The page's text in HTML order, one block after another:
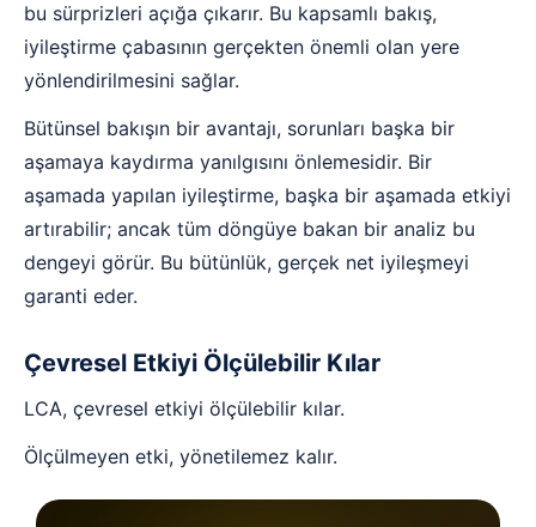
bu sürprizleri açığa çıkarır. Bu kapsamlı bakış,
iyileştirme çabasının gerçekten önemli olan yere
yönlendirilmesini sağlar.
Bütünsel bakışın bir avantajı, sorunları başka bir
aşamaya kaydırma yanılgısını önlemesidir. Bir
aşamada yapılan iyileştirme, başka bir aşamada etkiyi
artırabilir; ancak tüm döngüye bakan bir analiz bu
dengeyi görür. Bu bütünlük, gerçek net iyileşmeyi
garanti eder.
Çevresel Etkiyi Ölçülebilir Kılar
LCA, çevresel etkiyi ölçülebilir kılar.
Ölçülmeyen etki, yönetilemez kalır.